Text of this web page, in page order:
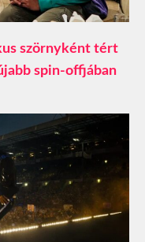
szörnyként tért
spin-offjában